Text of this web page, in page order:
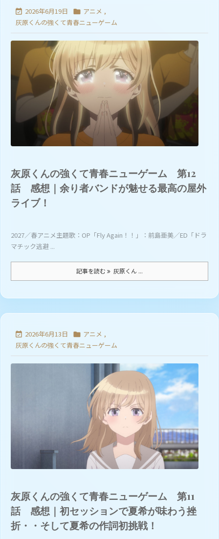
 2026年6月19日  アニメ ,
灰原くんの強くて青春ニューゲーム
灰原くんの強くて青春ニューゲーム 第12
話 感想｜余り者バンドが魅せる最高の屋外
ライブ！
2027／春アニメ主題歌：OP「Fly Again！！」：前島亜美／ED「ドラ
マチック逃避 ...
記事を読む 灰原くん ...
 2026年6月13日  アニメ ,
灰原くんの強くて青春ニューゲーム
灰原くんの強くて青春ニューゲーム 第11
話 感想｜初セッションで夏希が味わう挫
折・・そして夏希の作詞初挑戦！